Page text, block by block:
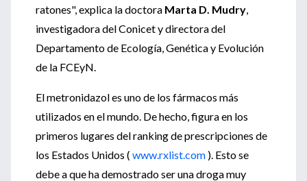
ratones", explica la doctora Marta D. Mudry,
investigadora del Conicet y directora del
Departamento de Ecología, Genética y Evolución
de la FCEyN.
El metronidazol es uno de los fármacos más
utilizados en el mundo. De hecho, figura en los
primeros lugares del ranking de prescripciones de
los Estados Unidos ( www.rxlist.com ). Esto se
debe a que ha demostrado ser una droga muy